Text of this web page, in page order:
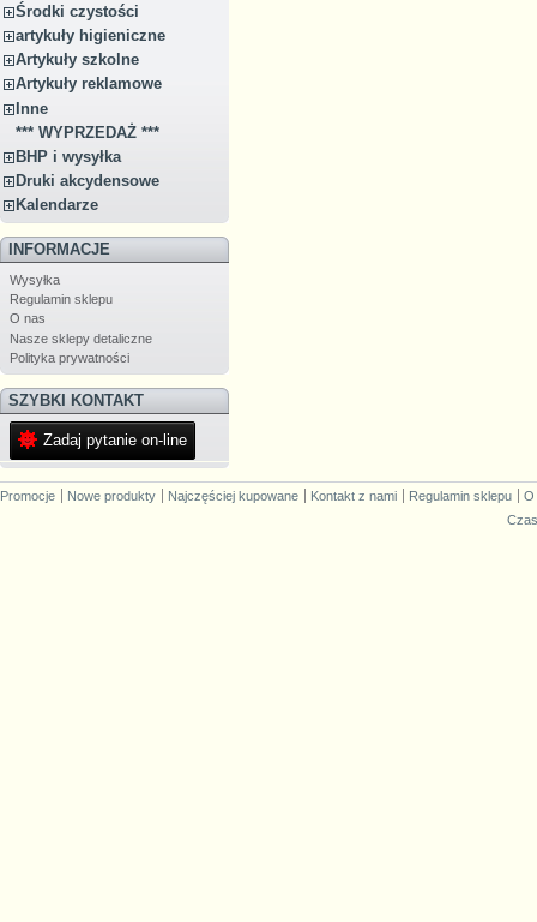
Środki czystości
artykuły higieniczne
Artykuły szkolne
Artykuły reklamowe
Inne
*** WYPRZEDAŻ ***
BHP i wysyłka
Druki akcydensowe
Kalendarze
INFORMACJE
Wysyłka
Regulamin sklepu
O nas
Nasze sklepy detaliczne
Polityka prywatności
SZYBKI KONTAKT
Zadaj pytanie on-line
Promocje Nowe produkty Najczęściej kupowane Kontakt z nami Regulamin sklepu
O